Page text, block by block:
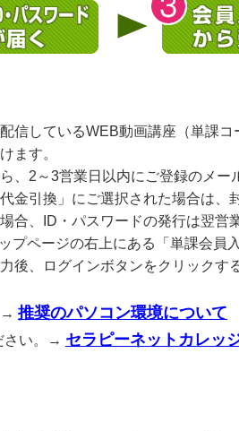
信しているWEB動画講座（単課コ
ます。
、2～3営業日以内にご登録のメー
金引換」にご選択された場合は、
合、ID・パスワードの発行は翌営
プページの右上にある「単課会員
後、ログインボタンをクリックす
→ 推奨のパソコン環境について
さい。→ セラピーネットカレッ